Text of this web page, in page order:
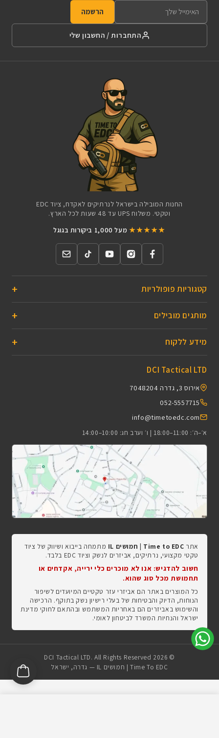
הרשמה
התחברות / החשבון שלי
החנות המובילה בישראל לנרתיקים לאקדח, ציוד EDC
וטקטי. משלוח UPS עד 48 שעות לכל הארץ.
★★★★★ מעל 1,000 ביקורות בגוגל
קטגוריות פופולריות
מותגים מובילים
מידע ללקוח
DCI Tactical LTD
אירוס 3, גדרה 7048204
052-5557715
info@timetoedc.com
א׳–ה׳: 11:00–18:00 | ו׳ וערב חג: 10:00–14:00
אתר Time to EDC | חמושים IL
מתמחה בייבוא ושיווק של ציוד
טקטי מקצועי, נרתיקים, אביזרים לנשק וציוד EDC בלבד.
חשוב להדגיש: אנו לא מוכרים כלי ירייה, אקדחים או
תחמושת מכל סוג שהוא.
כל המוצרים באתר הם אביזרי עזר טקטיים המיועדים לשיפור
הנוחות, הדיוק והבטיחות של בעלי רישיון נשק בתוקף. הרכישה
והשימוש באביזרים הם באחריות המשתמש ובהתאם לחוקי מדינת
ישראל והנחיות המשרד לביטחון לאומי.
© 2026 DCI Tactical LTD. All Rights Reserved
Time To EDC | חמושים IL — גדרה, ישראל